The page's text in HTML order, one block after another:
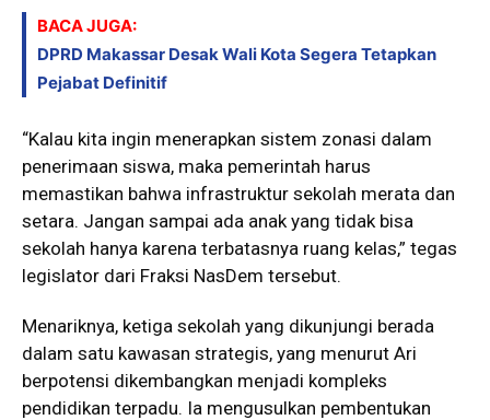
BACA JUGA:
DPRD Makassar Desak Wali Kota Segera Tetapkan
Pejabat Definitif
“Kalau kita ingin menerapkan sistem zonasi dalam
penerimaan siswa, maka pemerintah harus
memastikan bahwa infrastruktur sekolah merata dan
setara. Jangan sampai ada anak yang tidak bisa
sekolah hanya karena terbatasnya ruang kelas,” tegas
legislator dari Fraksi NasDem tersebut.
Menariknya, ketiga sekolah yang dikunjungi berada
dalam satu kawasan strategis, yang menurut Ari
berpotensi dikembangkan menjadi kompleks
pendidikan terpadu. Ia mengusulkan pembentukan